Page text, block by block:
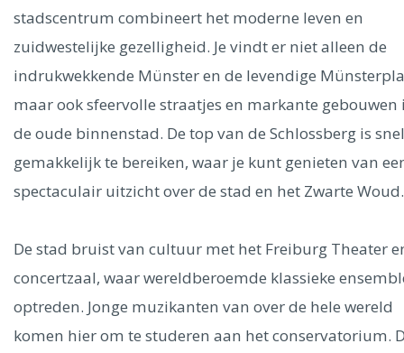
Venetië
Florence
Dublin
Hong Kong München Wenen Budapest
Madrid
Vancouver
Alles bekijken
stadscentrum combineert het moderne leven en
zuidwestelijke gezelligheid. Je vindt er niet alleen de
indrukwekkende Münster en de levendige
maar ook sfeervolle straatjes en markante gebouwen
de oude binnenstad. De top van de Schlossberg is
gemakkelijk te bereiken, waar je kunt genieten van
spectaculair uitzicht over de stad en het Zwarte Woud.
De stad bruist van cultuur met het Freiburg Theater
concertzaal, waar wereldberoemde klassieke
optreden. Jonge muzikanten van over de hele wereld
komen hier om te studeren aan het conservatorium.